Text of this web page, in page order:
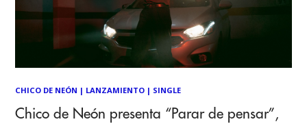
CHICO DE NEÓN | LANZAMIENTO | SINGLE
Chico de Neón presenta “Parar de pensar”,